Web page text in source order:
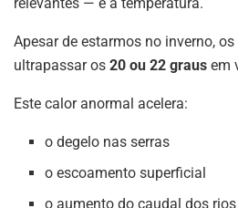
Apesar de estarmos no inverno,
ultrapassar os 20 ou 22 graus em
Este calor anormal acelera:
o degelo nas serras
o escoamento superficial
o aumento do caudal dos rios